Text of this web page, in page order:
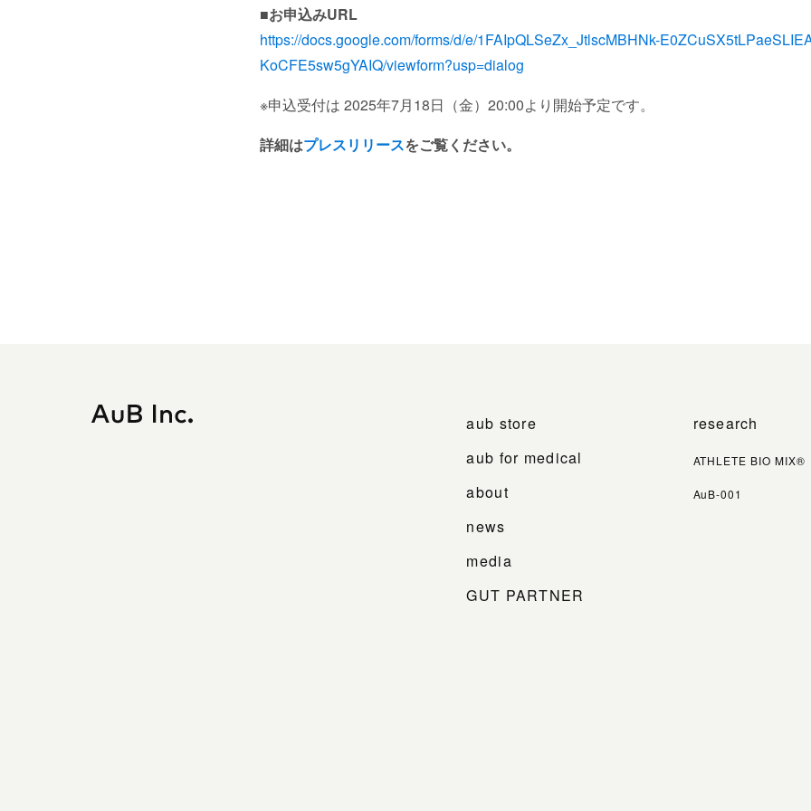
■お申込みURL
https://docs.google.com/forms/d/e/1FAIpQLSeZx_JtlscMBHNk-
KoCFE5sw5gYAIQ/viewform?usp=dialog
※申込受付は 2025年7月18日（金）20:00より開始予定です。
詳細はプレスリリースをご覧ください。
aub store
aub for medical
about
news
media
GUT PARTNER
research
ATHLETE BIO MIX®
AuB-001